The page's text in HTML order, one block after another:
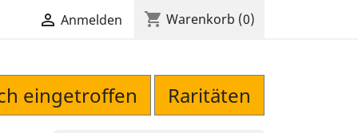
 Anmelden shopping_cart Warenkorb (0)
eingetroffen Raritäten